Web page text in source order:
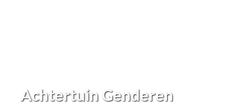
Achtertuin Genderen